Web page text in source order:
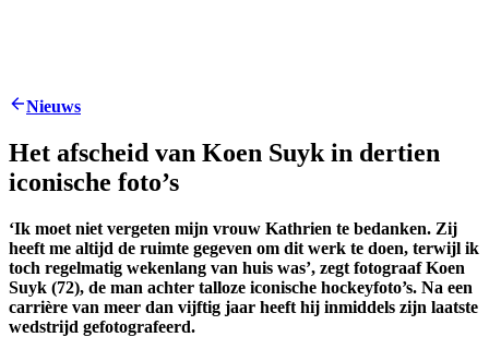
Nieuws
Het afscheid van Koen Suyk in dertien
iconische foto’s
‘Ik moet niet vergeten mijn vrouw Kathrien te bedanken. Zij
heeft me altijd de ruimte gegeven om dit werk te doen, terwijl ik
toch regelmatig wekenlang van huis was’, zegt fotograaf Koen
Suyk (72), de man achter talloze iconische hockeyfoto’s. Na een
carrière van meer dan vijftig jaar heeft hij inmiddels zijn laatste
wedstrijd gefotografeerd.